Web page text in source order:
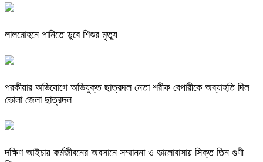
লালমোহনে পানিতে ডুবে শিশুর মৃত্যু
পরকীয়ার অভিযোগে অভিযুক্ত ছাত্রদল নেতা শরীফ বেপারীকে অব্যাহতি দিল
ভোলা জেলা ছাত্রদল
দক্ষিণ আইচায় কর্মজীবনের অবসানে সম্মাননা ও ভালোবাসায় সিক্ত তিন গুণী